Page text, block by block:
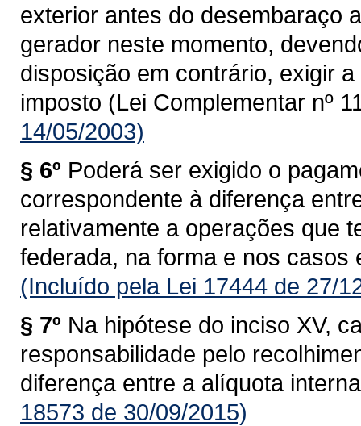
exterior antes do desembaraço
gerador neste momento,
disposição em contrário, exigir
imposto (Lei Complementar nº
14/05/2003)
§ 6º Poderá ser exigido o
correspondente à diferença
relativamente a operações que
federada, na forma e nos casos
(Incluído pela Lei 17444 de 27/
§ 7º Na hipótese do inciso XV,
responsabilidade pelo
diferença entre a alíquota
18573 de 30/09/2015)